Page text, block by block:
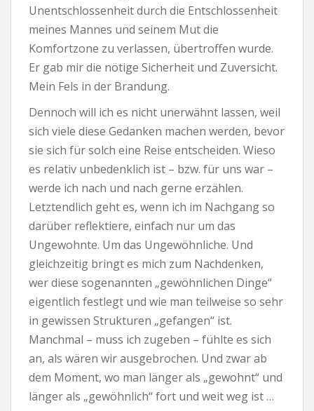
Unentschlossenheit durch die Entschlossenheit
meines Mannes und seinem Mut die
Komfortzone zu verlassen, übertroffen wurde.
Er gab mir die nötige Sicherheit und Zuversicht.
Mein Fels in der Brandung.
Dennoch will ich es nicht unerwähnt lassen, weil
sich viele diese Gedanken machen werden, bevor
sie sich für solch eine Reise entscheiden. Wieso
es relativ unbedenklich ist – bzw. für uns war –
werde ich nach und nach gerne erzählen.
Letztendlich geht es, wenn ich im Nachgang so
darüber reflektiere, einfach nur um das
Ungewohnte. Um das Ungewöhnliche. Und
gleichzeitig bringt es mich zum Nachdenken,
wer diese sogenannten „gewöhnlichen Dinge“
eigentlich festlegt und wie man teilweise so sehr
in gewissen Strukturen „gefangen“ ist.
Manchmal – muss ich zugeben – fühlte es sich
an, als wären wir ausgebrochen. Und zwar ab
dem Moment, wo man länger als „gewohnt“ und
länger als „gewöhnlich“ fort und weit weg ist …